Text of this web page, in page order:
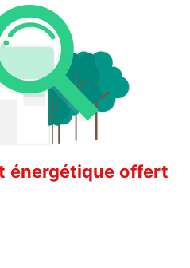
énergétique offert